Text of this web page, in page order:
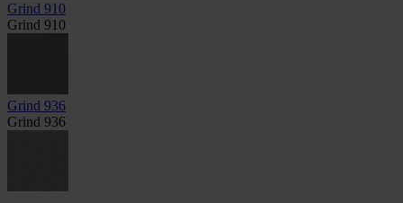
Grind 910
Grind 910
Grind 936
Grind 936